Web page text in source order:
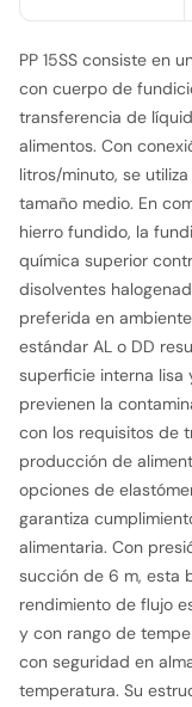
PP 15SS consiste en
con cuerpo de
transferencia de
alimentos. Con
litros/minuto, se
tamaño medio. En
hierro fundido, la
química superior
disolventes
preferida en
estándar AL o DD
superficie interna
previenen la
con los requisitos de
producción de
opciones de
garantiza
alimentaria. Con
succión de 6 m, esta
rendimiento de flujo
y con rango de
con seguridad en
temperatura. Su